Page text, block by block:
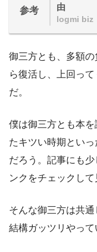
参考
由
logmi biz
御三方とも、多額
ら復活し、上回っ
だ。
僕は御三方とも本
たキツい時期とい
だろう。記事にも
ンクをチェックして
そんな御三方は共
結構ガッツリやって